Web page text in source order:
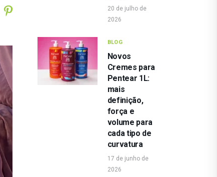
20 de julho de
2026
BLOG
Novos
Cremes para
Pentear 1L:
mais
definição,
força e
volume para
cada tipo de
curvatura
17 de junho de
2026